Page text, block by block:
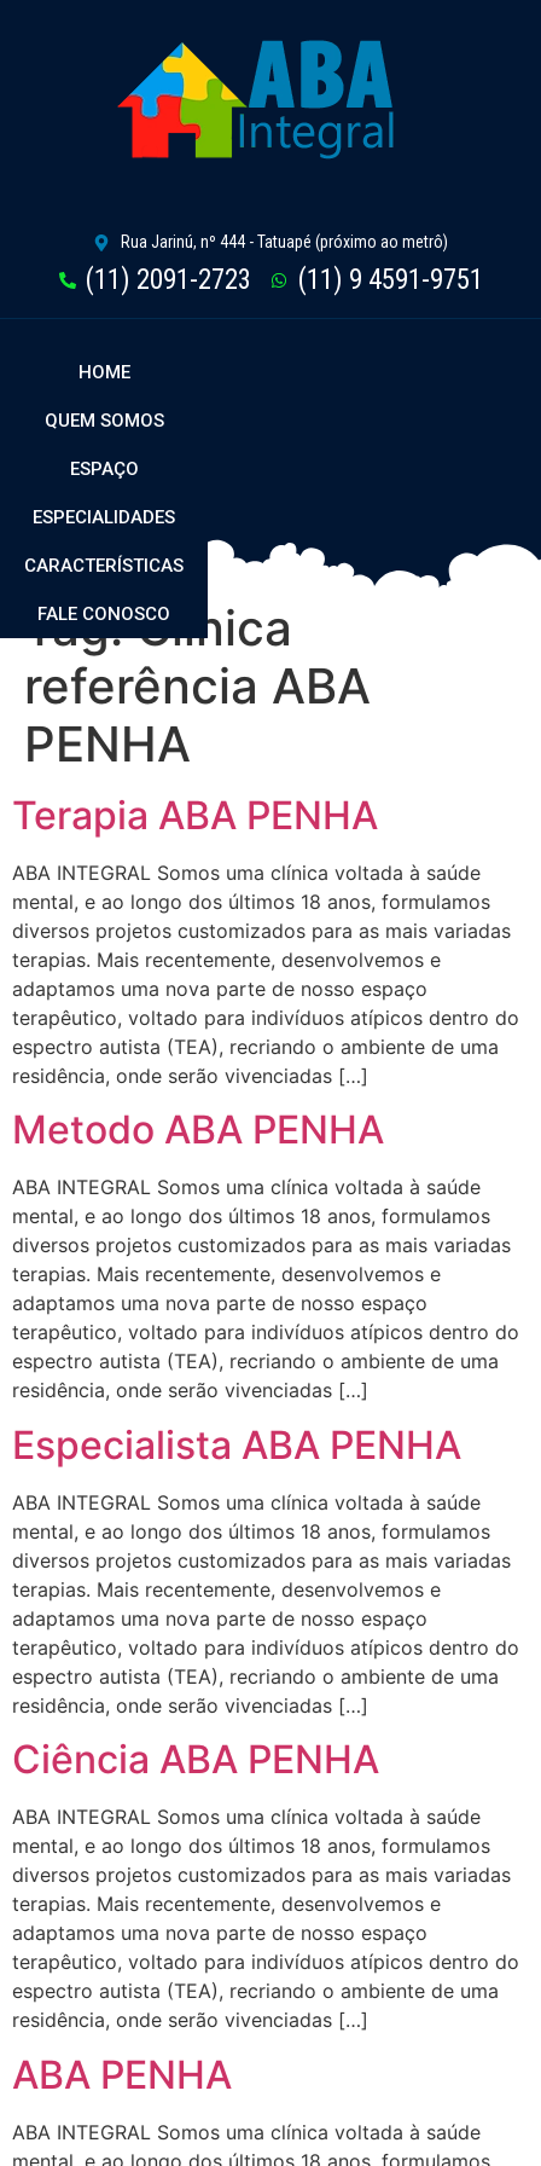
Rua Jarinú, nº 444 - Tatuapé (próximo ao metrô)
(11) 2091-2723 (11) 9 4591-9751
HOME
QUEM SOMOS
ESPAÇO
ESPECIALIDADES
CARACTERÍSTICAS
FALE CONOSCO
Tag:Clinica
referência ABA
PENHA
Terapia ABA PENHA
ABA INTEGRAL Somos uma clínica voltada à saúde
mental, e ao longo dos últimos 18 anos, formulamos
diversos projetos customizados para as mais variadas
terapias. Mais recentemente, desenvolvemos e
adaptamos uma nova parte de nosso espaço
terapêutico, voltado para indivíduos atípicos dentro do
espectro autista (TEA), recriando o ambiente de uma
residência, onde serão vivenciadas […]
Metodo ABA PENHA
ABA INTEGRAL Somos uma clínica voltada à saúde
mental, e ao longo dos últimos 18 anos, formulamos
diversos projetos customizados para as mais variadas
terapias. Mais recentemente, desenvolvemos e
adaptamos uma nova parte de nosso espaço
terapêutico, voltado para indivíduos atípicos dentro do
espectro autista (TEA), recriando o ambiente de uma
residência, onde serão vivenciadas […]
Especialista ABA PENHA
ABA INTEGRAL Somos uma clínica voltada à saúde
mental, e ao longo dos últimos 18 anos, formulamos
diversos projetos customizados para as mais variadas
terapias. Mais recentemente, desenvolvemos e
adaptamos uma nova parte de nosso espaço
terapêutico, voltado para indivíduos atípicos dentro do
espectro autista (TEA), recriando o ambiente de uma
residência, onde serão vivenciadas […]
Ciência ABA PENHA
ABA INTEGRAL Somos uma clínica voltada à saúde
mental, e ao longo dos últimos 18 anos, formulamos
diversos projetos customizados para as mais variadas
terapias. Mais recentemente, desenvolvemos e
adaptamos uma nova parte de nosso espaço
terapêutico, voltado para indivíduos atípicos dentro do
espectro autista (TEA), recriando o ambiente de uma
residência, onde serão vivenciadas […]
ABA PENHA
ABA INTEGRAL Somos uma clínica voltada à saúde
mental, e ao longo dos últimos 18 anos, formulamos